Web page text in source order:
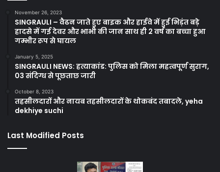
November 26, 2023
SINGRAULI – वैढन जाते हुए बाइक और हाईवे में हुई भिड़ंत बड़े
हादसे में गई देवर और भाभी की जान साथ ही 2 वर्ष का बच्चा हुआ
गम्भीर रूप से घायल
January 5, 2025
SINGRAULI NEWS: हत्याकांड: पुलिस को मिला महत्वपूर्ण सुराग,
03 संदिग्ध से पूछताछ जारी
October 8, 2023
तहसीलदारों और नायब तहसीलदारों के थोकबंद तबादले, yeha
dekhiye suchi
Last Modified Posts